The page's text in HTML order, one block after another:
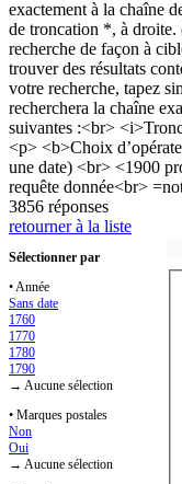
3856 réponses
retourner à la liste
Sélectionner par
• Année
Sans date
1760
1770
1780
1790
→ Aucune sélection
• Marques postales
Non
Oui
→ Aucune sélection